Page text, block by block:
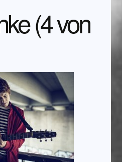
(4 von